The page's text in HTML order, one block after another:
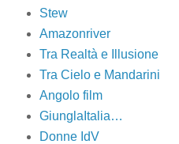
Stew
Amazonriver
Tra Realtà e Illusione
Tra Cielo e Mandarini
Angolo film
GiunglaItalia…
Donne IdV